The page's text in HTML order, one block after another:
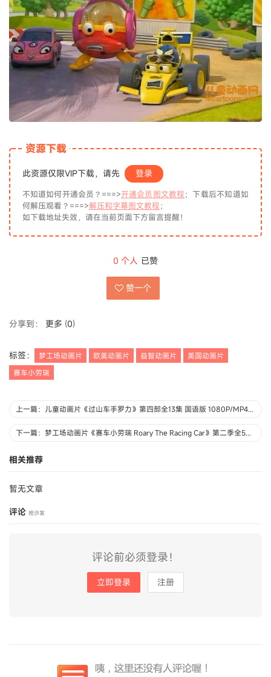
资源下载
此资源仅限VIP下载，请先 登录
不知道如何开通会员？===>开通会员图文教程；下载后不知道如
何解压观看？===>解压和字幕图文教程；
如下载地址失效，请在当前页面下方留言提醒！
0 个人 已赞
赞一个
分享到： 更多 (0)
标签： 梦工场动画片 欧美动画片 益智动画片
美国动画片
赛车小劳瑞
上一篇：儿童动画片《过山车手罗力》第四部全13集 国语版 1080P/MP4/2.25G 动画片过山车手罗力下载
下一篇：梦工场动画片《赛车小劳瑞 Roary The Racing Car》第二季全50集 国语版50集+英语版26集 720P/MP4/5.98G 动画片赛车小劳瑞下载
相关推荐
暂无文章
评论 抢沙发
评论前必须登录！
立即登录 注册